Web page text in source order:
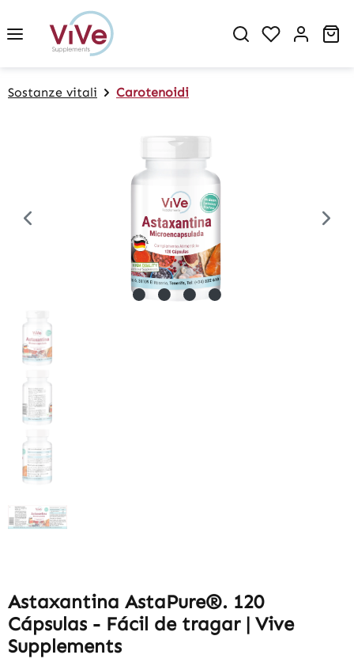
Sostanze vitali Carotenoidi
Astaxantina AstaPure®. 120
Cápsulas - Fácil de tragar | Vive
Supplements